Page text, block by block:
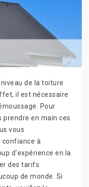
de la toiture
il est nécessaire
Pour
prendre en main ces
vous
à
d'expérience en la
des tarifs
de monde. Si